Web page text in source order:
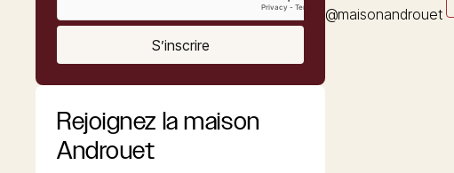
S’inscrire
Rejoignez la maison
Androuet
@maisonandrouet